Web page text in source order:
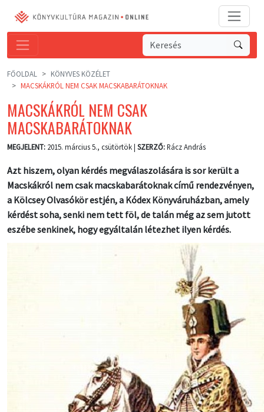
FŐOLDAL
KÖNYVES KÖZÉLET
MACSKÁKRÓL NEM CSAK MACSKABARÁTOKNAK
MACSKÁKRÓL NEM CSAK
MACSKABARÁTOKNAK
MEGJELENT: 2015. március 5., csütörtök | SZERZŐ:Rácz András
Azt hiszem, olyan kérdés megválaszolására is sor került a
Macskákról nem csak macskabarátoknak című rendezvényen,
a Kölcsey Olvasókör estjén, a Kódex Könyváruházban, amely
kérdést soha, senki nem tett föl, de talán még az sem jutott
eszébe senkinek, hogy egyáltalán létezhet ilyen kérdés.